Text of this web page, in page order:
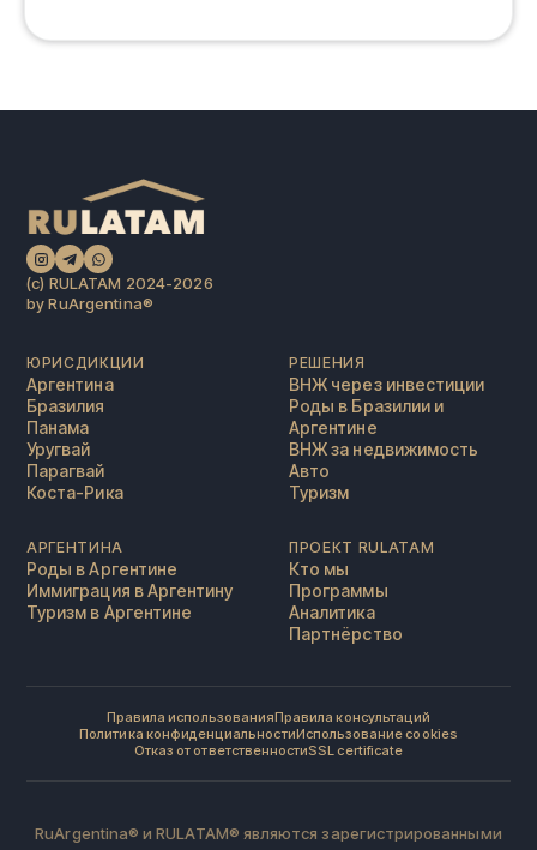
(c) RULATAM 2024-2026
by RuArgentina®️
ЮРИСДИКЦИИ
Аргентина
Бразилия
Панама
Уругвай
Парагвай
Коста-Рика
РЕШЕНИЯ
ВНЖ через инвестиции
Роды в Бразилии и
Аргентине
ВНЖ за недвижимость
Авто
Туризм
АРГЕНТИНА
Роды в Аргентине
Иммиграция в Аргентину
Туризм в Аргентине
ПРОЕКТ RULATAM
Кто мы
Программы
Аналитика
Партнёрство
Правила использованияПравила консультаций
Политика конфиденциальностиИспользование cookies
Отказ от ответственностиSSL certificate
RuArgentina® и RULATAM® являются зарегистрированными